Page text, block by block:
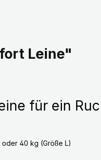
Leine"
für ein
40 kg (Größe L)